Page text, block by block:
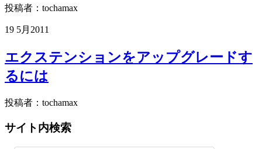
投稿者：tochamax
19 5月 2011
エクステンションをアップグレードす
るには
投稿者：tochamax
サイト内検索